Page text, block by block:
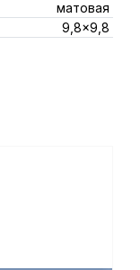
матовая
9,8x9,8